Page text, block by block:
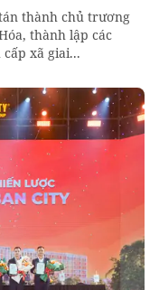
thành chủ trương
thành lập các
xã giai...